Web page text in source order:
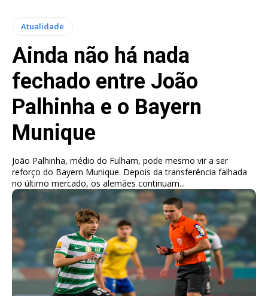
Atualidade
Ainda não há nada
fechado entre João
Palhinha e o Bayern
Munique
João Palhinha, médio do Fulham, pode mesmo vir a ser
reforço do Bayern Munique. Depois da transferência falhada
no último mercado, os alemães continuam...